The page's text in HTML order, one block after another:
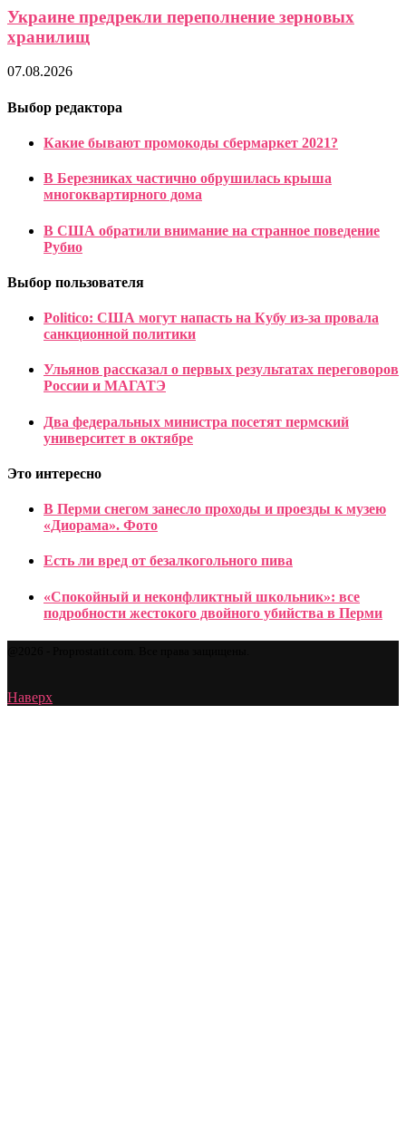
Украине предрекли переполнение зерновых
хранилищ
07.08.2026
Выбор редактора
Какие бывают промокоды сбермаркет 2021?
В Березниках частично обрушилась крыша
многоквартирного дома
В США обратили внимание на странное поведение
Рубио
Выбор пользователя
Politico: США могут напасть на Кубу из-за провала
санкционной политики
Ульянов рассказал о первых результатах переговоров
России и МАГАТЭ
Два федеральных министра посетят пермский
университет в октябре
Это интересно
В Перми снегом занесло проходы и проезды к музею
«Диорама». Фото
Есть ли вред от безалкогольного пива
«Спокойный и неконфликтный школьник»: все
подробности жестокого двойного убийства в Перми
Наверх